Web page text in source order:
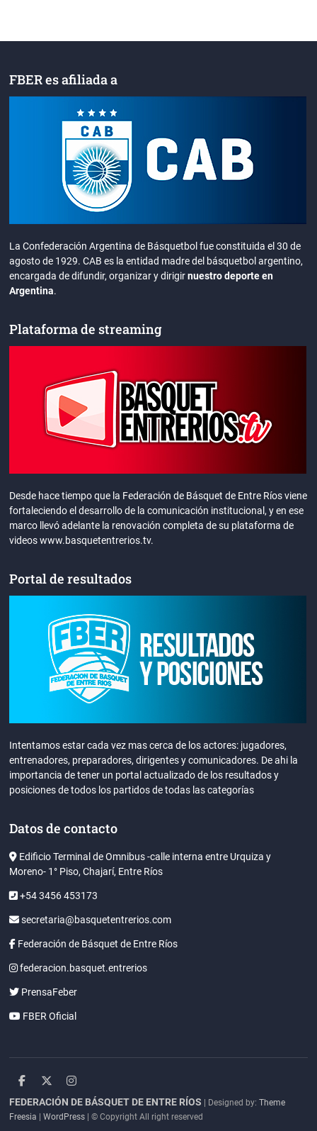
FBER es afiliada a
La Confederación Argentina de Básquetbol fue constituida el 30 de
agosto de 1929. CAB es la entidad madre del básquetbol argentino,
encargada de difundir, organizar y dirigirnuestro deporte en
Argentina.
Plataforma de streaming
Desde hace tiempo que la Federación de Básquet de Entre Ríos viene
fortaleciendo el desarrollo de la comunicación institucional, y en ese
marco llevó adelante la renovación completa de su plataforma de
videos www.basquetentrerios.tv.
Portal de resultados
Intentamos estar cada vez mas cerca de los actores: jugadores,
entrenadores, preparadores, dirigentes y comunicadores. De ahi la
importancia de tener un portal actualizado de los resultados y
posiciones de todos los partidos de todas las categorías
Datos de contacto
Edificio Terminal de Omnibus -calle interna entre Urquiza y
Moreno- 1° Piso, Chajarí, Entre Ríos
+54 3456 453173
secretaria@basquetentrerios.com
Federación de Básquet de Entre Ríos
federacion.basquet.entrerios
PrensaFeber
FBER Oficial
facebook
twitterinstagram
FEDERACIÓN DE BÁSQUET DE ENTRE RÍOS | Designed by:Theme
Freesia |WordPress | © Copyright All right reserved